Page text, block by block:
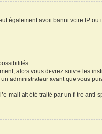
également avoir banni votre IP
:
alors vous devrez suivre les
administrateur avant que vous
mail ait été traité par un filtre